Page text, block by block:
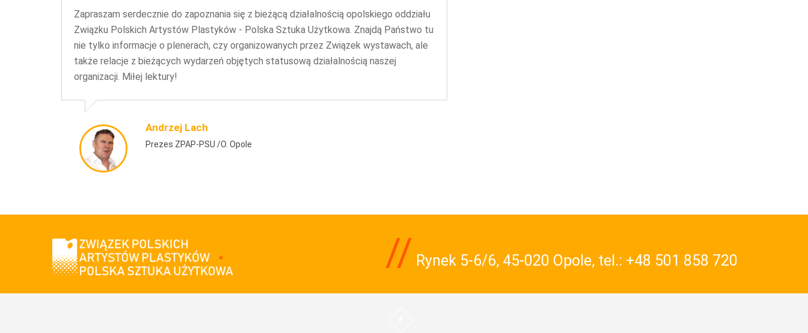
Zapraszam serdecznie do zapoznania się z bieżącą działalnością opolskiego oddziału
Związku Polskich Artystów Plastyków - Polska Sztuka Użytkowa. Znajdą Państwo tu
nie tylko informacje o plenerach, czy organizowanych przez Związek wystawach, ale
także relacje z bieżących wydarzeń objętych statusową działalnością naszej
organizacji. Miłej lektury!
Andrzej Lach
Prezes ZPAP-PSU /o. Opole
// Rynek 5-6/6, 45-020 Opole, tel.: +48 501 858 720